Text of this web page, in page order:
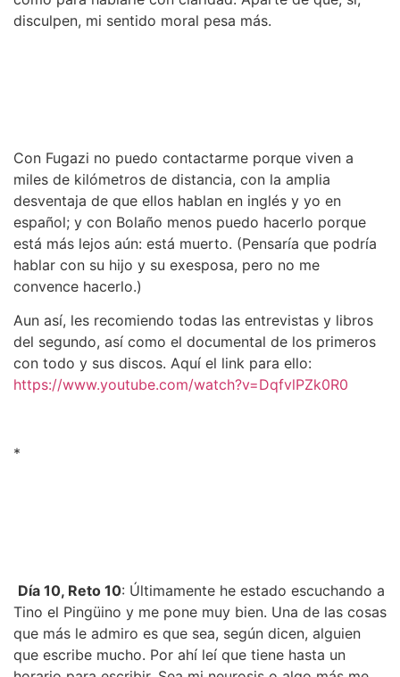
disculpen, mi sentido moral pesa más.
Con Fugazi no puedo contactarme porque viven a
miles de kilómetros de distancia, con la amplia
desventaja de que ellos hablan en inglés y yo en
español; y con Bolaño menos puedo hacerlo porque
está más lejos aún: está muerto. (Pensaría que podría
hablar con su hijo y su exesposa, pero no me
convence hacerlo.)
Aun así, les recomiendo todas las entrevistas y libros
del segundo, así como el documental de los primeros
con todo y sus discos. Aquí el link para ello:
https://www.youtube.com/watch?v=DqfvlPZk0R0
*
Día 10, Reto 10: Últimamente he estado escuchando a
Tino el Pingüino y me pone muy bien. Una de las cosas
que más le admiro es que sea, según dicen, alguien
que escribe mucho. Por ahí leí que tiene hasta un